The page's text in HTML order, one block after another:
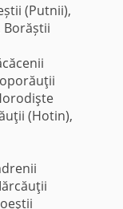
(Putnii),
Borăștii
(Hotin),